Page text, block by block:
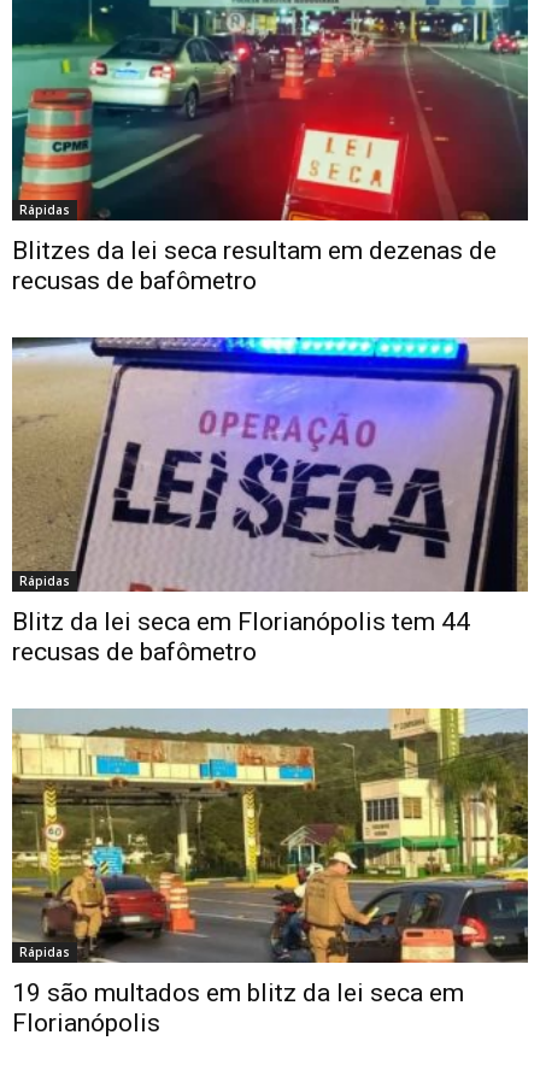
Rápidas
Blitzes da lei seca resultam em dezenas de
recusas de bafômetro
Rápidas
Blitz da lei seca em Florianópolis tem 44
recusas de bafômetro
Rápidas
19 são multados em blitz da lei seca em
Florianópolis